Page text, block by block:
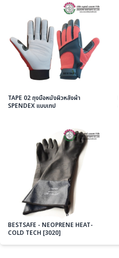
TAPE 02 ถุงมือหนังผิวหลังผ้า
SPENDEX แบบเทป
BESTSAFE - NEOPRENE HEAT-
COLD TECH [3020]